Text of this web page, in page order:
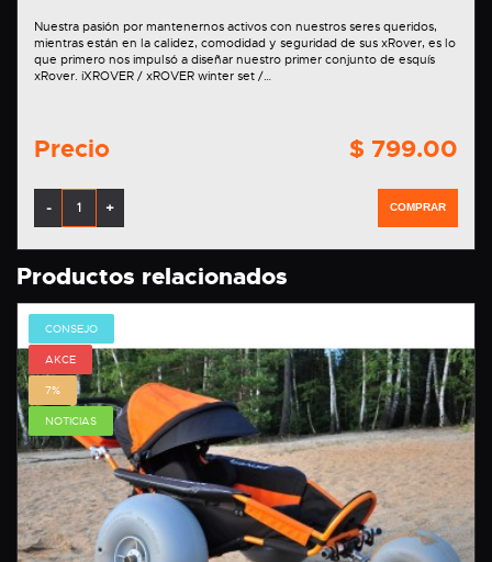
Nuestra pasión por mantenernos activos con nuestros seres queridos,
mientras están en la calidez, comodidad y seguridad de sus xRover, es lo
que primero nos impulsó a diseñar nuestro primer conjunto de esquís
xRover. iXROVER / xROVER winter set /…
Precio $ 799.00
- + COMPRAR
Productos relacionados
CONSEJO
AKCE
7%
NOTICIAS